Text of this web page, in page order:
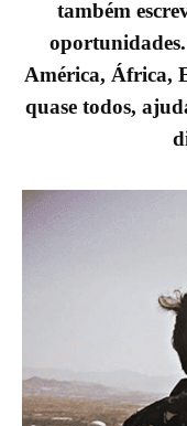
também
América, África,
quase todos,